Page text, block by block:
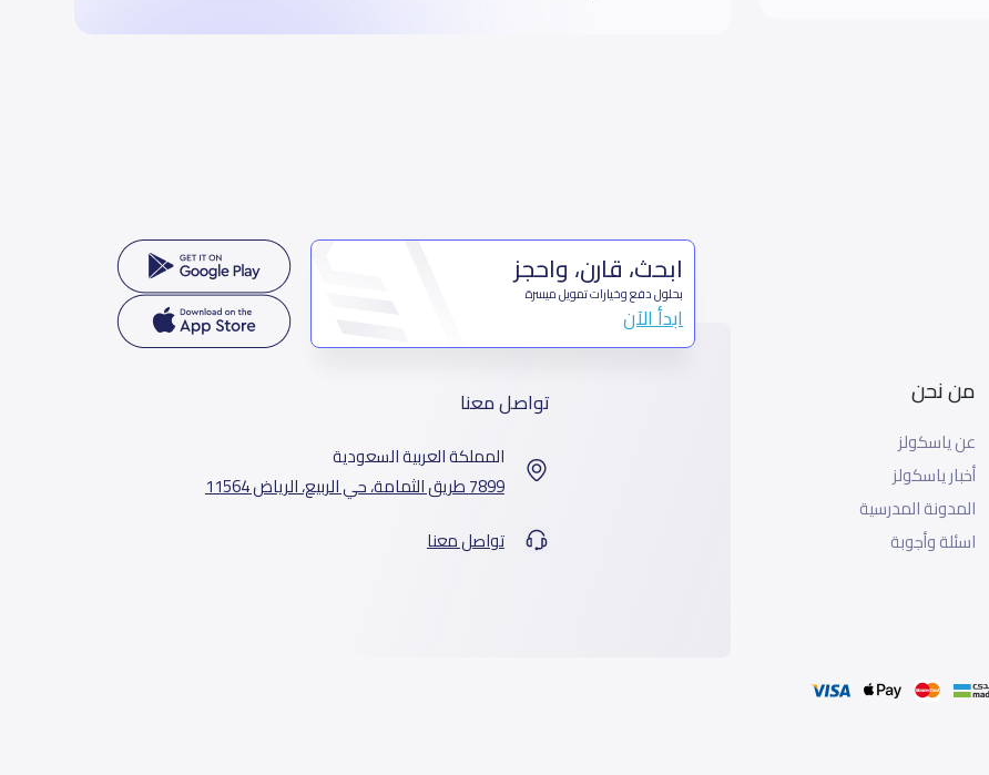
من نحن
عن ياسكولز
أخبار ياسكولز
المدونة المدرسية
اسئلة وأجوبة
ابحث، قارن، واحجز
بحلول دفع وخيارات تمويل ميسرة
ابدأ الآن
تواصل معنا
المملكة العربية السعودية
7899 طريق الثمامة، حي الربيع، الرياض 11564
تواصل معنا